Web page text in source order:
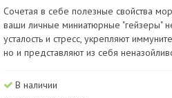
Сочетая в себе полезные свойства
ваши личные миниатюрные "гейзеры"
усталость и стресс, укрепляют
но и представляют из себя
В наличии